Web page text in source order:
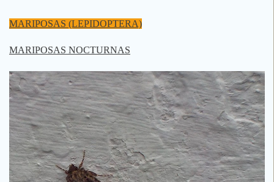
MARIPOSAS (LEPIDOPTERA)
MARIPOSAS NOCTURNAS